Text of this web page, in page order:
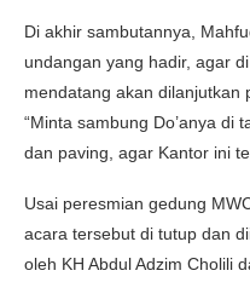
Di akhir sambutannya,
undangan yang hadir, agar
mendatang akan dilanjutkan
“Minta sambung Do’anya di
dan paving, agar Kantor ini
Usai peresmian gedung
acara tersebut di tutup dan
oleh KH Abdul Adzim Cholili